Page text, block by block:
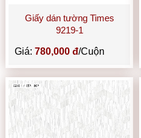
Giấy dán tường Times
9219-1
Giá:780,000 đ/Cuộn